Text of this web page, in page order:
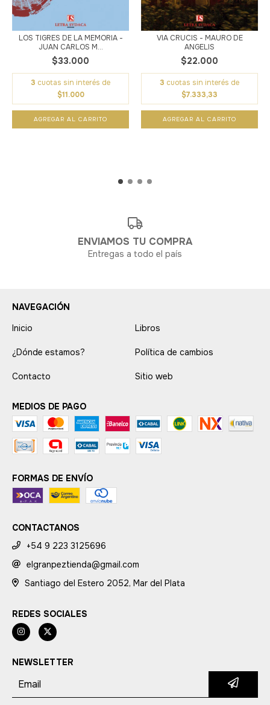
LOS TIGRES DE LA MEMORIA -
JUAN CARLOS M...
$33.000
3 cuotas sin interés de
$11.000
VIA CRUCIS - MAURO DE
ANGELIS
$22.000
3 cuotas sin interés de
$7.333,33
ENVIAMOS TU COMPRA
Entregas a todo el país
NAVEGACIÓN
Inicio
Libros
¿Dónde estamos? Política de cambios
Contacto Sitio web
MEDIOS DE PAGO
FORMAS DE ENVÍO
CONTACTANOS
+54 9 223 3125696
elgranpeztienda@gmail.com
Santiago del Estero 2052, Mar del Plata
REDES SOCIALES
NEWSLETTER